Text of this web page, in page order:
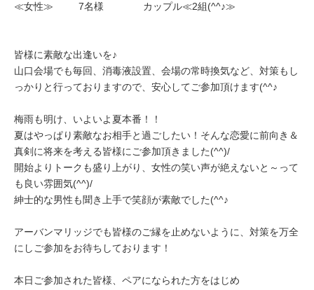
≪女性≫ 7名様 カップル≪2組(^^♪≫
皆様に素敵な出逢いを♪
山口会場でも毎回、消毒液設置、会場の常時換気など、対策もし
っかりと行っておりますので、安心してご参加頂けます(^^♪
梅雨も明け、いよいよ夏本番！！
夏はやっぱり素敵なお相手と過ごしたい！そんな恋愛に前向き＆
真剣に将来を考える皆様にご参加頂きました(^^)/
開始よりトークも盛り上がり、女性の笑い声が絶えないと～って
も良い雰囲気(^^)/
紳士的な男性も聞き上手で笑顔が素敵でした(^^♪
アーバンマリッジでも皆様のご縁を止めないように、対策を万全
にしご参加をお待ちしております！
本日ご参加された皆様、ペアになられた方をはじめ